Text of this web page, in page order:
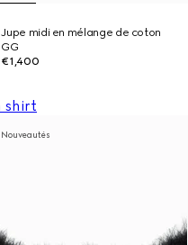
Jupe midi en mélange de coton
GG
€1,400
Nouveautés